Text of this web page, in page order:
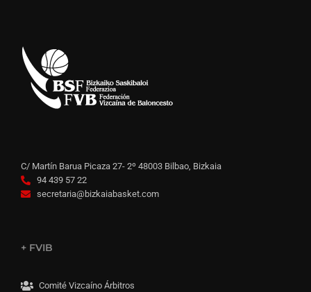
C/ Martín Barua Picaza 27- 2º 48003 Bilbao, Bizkaia
94 439 57 22
secretaria@bizkaiabasket.com
+ FVIB
Comité Vizcaíno Árbitros